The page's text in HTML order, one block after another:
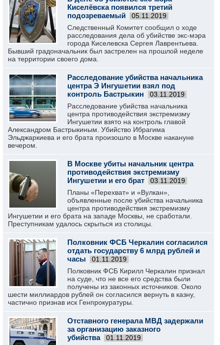
Киселёвска появился третий
подозреваемый
05.11.2019
Следственный Комитет сообщил о ходе
расследования дела об убийстве экс-мэра
города Киселевска Сергея Лаврентьева.
Бывший градоначальник был застрелен на прошлой неделе
на территории своего дома.
Расследование убийства начальника
центра Э Ингушетии взял под
контроль Бастрыкин
03.11.2019
Расследование убийства начальника
центра противодействия экстремизму
Ингушетии взято на контроль главой
Александром Бастрыкиным. Убийство Ибрагима
Эльджаркиева и его брата произошло в Москве накануне
вечером.
В Москве убиты начальник центра
противодействия экстремизму
Ингушетии и его брат
03.11.2019
Планы «Перехват» и «Вулкан»,
объявленные после убийства начальника
центра противодействия экстремизму
Ингушетии и его брата на западе Москвы, не сработали.
Преступникам удалось скрыться из столицы.
Полковник ФСБ Черкалин согласился
отдать государству 6 млрд рублей и
часы
01.11.2019
Полковник ФСБ Кирилл Черкалин признал
на суде, что не все его средства были
получены из законных источников. Около
шести миллиардов рублей он согласился вернуть в казну,
частично признав иск Генпрокуратуры.
Отставного генерала МВД задержали
за организацию заказного
убийства
01.11.2019